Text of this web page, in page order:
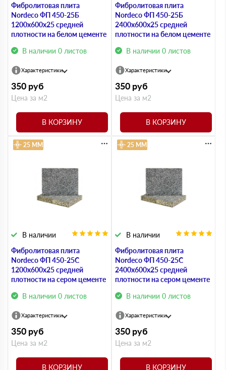
Фибролитовая плита
Nordeco ФП 450-25Б
1200х600х25 средней
плотности на белом цементе
В наличии 0 листов
Характеристики
350 руб
Цена за м2
В КОРЗИНУ
Фибролитовая плита
Nordeco ФП 450-25Б
2400х600х25 средней
плотности на белом цементе
В наличии 0 листов
Характеристики
350 руб
Цена за м2
В КОРЗИНУ
Фибролитовая плита
Nordeco ФП 450-25С
1200х600х25 средней
плотности на сером цементе
В наличии 0 листов
В наличии
25 ММ
Характеристики
350 руб
Цена за м2
В КОРЗИНУ
Фибролитовая плита
Nordeco ФП 450-25С
2400х600х25 средней
плотности на сером цементе
В наличии 0 листов
В наличии
25 ММ
Характеристики
350 руб
Цена за м2
В КОРЗИНУ